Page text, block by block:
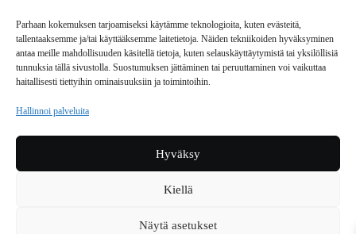
Parhaan kokemuksen tarjoamiseksi käytämme teknologioita, kuten evästeitä,
tallentaaksemme ja/tai käyttääksemme laitetietoja. Näiden tekniikoiden hyväksyminen
antaa meille mahdollisuuden käsitellä tietoja, kuten selauskäyttäytymistä tai yksilöllisiä
tunnuksia tällä sivustolla. Suostumuksen jättäminen tai peruuttaminen voi vaikuttaa
haitallisesti tiettyihin ominaisuuksiin ja toimintoihin.
Hallinnoi palveluita
Hyväksy
Kiellä
Näytä asetukset
UUTISKIRJE
MAINOSTAJILLE
VASTAMAINOKSET
JAKELUPAIKAT
REKISTERISELOSTE
TILAUKSEN PERUUTUSPYYNTÖ
TILAUSOHJEET JA -EHDOT